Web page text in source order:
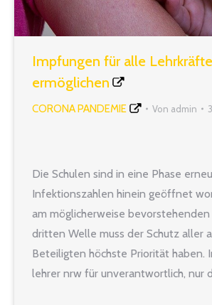
Impfungen für alle Lehrkräfte
ermöglichen
CORONA PANDEMIE Von admin
Die Schulen sind in eine Phase
Infektionszahlen hinein geöffnet
am möglicherweise
dritten Welle muss der Schutz aller
Beteiligten höchste Priorität haben.
lehrer nrw für unverantwortlich, nur